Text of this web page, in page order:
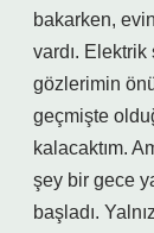
bakarken,
vardı. Elektrik
gözlerimin
geçmişte
kalacaktım.
şey bir gece
başladı.